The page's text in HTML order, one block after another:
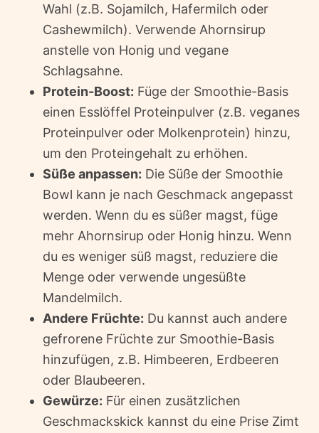
Wahl (z.B. Sojamilch, Hafermilch oder
Cashewmilch). Verwende Ahornsirup
anstelle von Honig und vegane
Schlagsahne.
Protein-Boost: Füge der Smoothie-Basis
einen Esslöffel Proteinpulver (z.B. veganes
Proteinpulver oder Molkenprotein) hinzu,
um den Proteingehalt zu erhöhen.
Süße anpassen: Die Süße der Smoothie
Bowl kann je nach Geschmack angepasst
werden. Wenn du es süßer magst, füge
mehr Ahornsirup oder Honig hinzu. Wenn
du es weniger süß magst, reduziere die
Menge oder verwende ungesüßte
Mandelmilch.
Andere Früchte: Du kannst auch andere
gefrorene Früchte zur Smoothie-Basis
hinzufügen, z.B. Himbeeren, Erdbeeren
oder Blaubeeren.
Gewürze: Für einen zusätzlichen
Geschmackskick kannst du eine Prise Zimt